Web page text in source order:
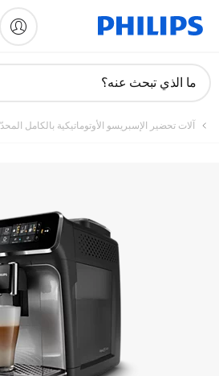
دعم
ما الذي تبحث عنه؟
آلات تحضير الإسبريسو الأوتوماتيكية بالكامل المحدّثة